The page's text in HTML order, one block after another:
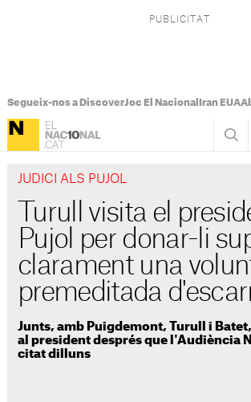
Segueix-nos a DiscoverJoc El Nacional Iran EUA
JUDICI ALS PUJOL
Turull visita el
Pujol per donar-li
clarament una
premeditada
Junts, amb Puigdemont, Turull i
al president després que l'Audiència
citat dilluns